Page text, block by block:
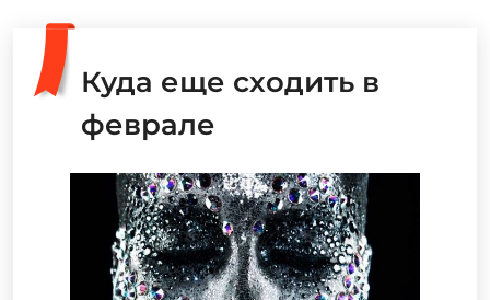
Куда еще сходить в
феврале